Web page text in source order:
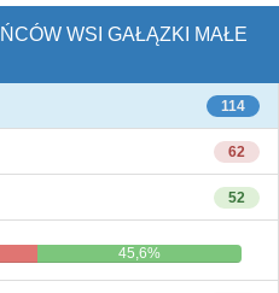
WSI GAŁĄZKI MAŁE
114
62
52
45,6%